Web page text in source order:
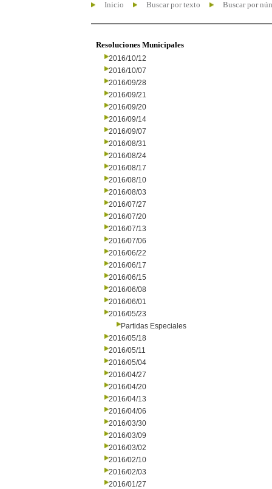
Inicio Buscar por texto Buscar por
Resoluciones Municipales
2016/10/12
2016/10/07
2016/09/28
2016/09/21
2016/09/20
2016/09/14
2016/09/07
2016/08/31
2016/08/24
2016/08/17
2016/08/10
2016/08/03
2016/07/27
2016/07/20
2016/07/13
2016/07/06
2016/06/22
2016/06/17
2016/06/15
2016/06/08
2016/06/01
2016/05/23
Partidas Especiales
2016/05/18
2016/05/11
2016/05/04
2016/04/27
2016/04/20
2016/04/13
2016/04/06
2016/03/30
2016/03/09
2016/03/02
2016/02/10
2016/02/03
2016/01/27